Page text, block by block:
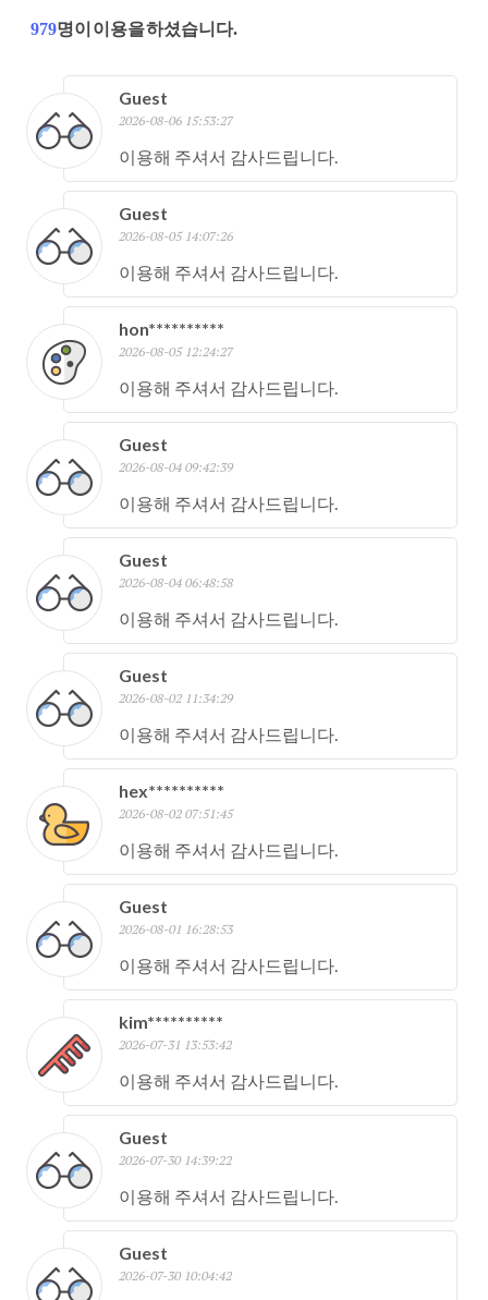
979명이 이용을 하셨습니다.
Guest
2026-08-06 15:53:27
이용해 주셔서 감사드립니다.
Guest
2026-08-05 14:07:26
이용해 주셔서 감사드립니다.
hon**********
2026-08-05 12:24:27
이용해 주셔서 감사드립니다.
Guest
2026-08-04 09:42:39
이용해 주셔서 감사드립니다.
Guest
2026-08-04 06:48:58
이용해 주셔서 감사드립니다.
Guest
2026-08-02 11:34:29
이용해 주셔서 감사드립니다.
hex**********
2026-08-02 07:51:45
이용해 주셔서 감사드립니다.
Guest
2026-08-01 16:28:53
이용해 주셔서 감사드립니다.
kim**********
2026-07-31 13:53:42
이용해 주셔서 감사드립니다.
Guest
2026-07-30 14:39:22
이용해 주셔서 감사드립니다.
Guest
2026-07-30 10:04:42